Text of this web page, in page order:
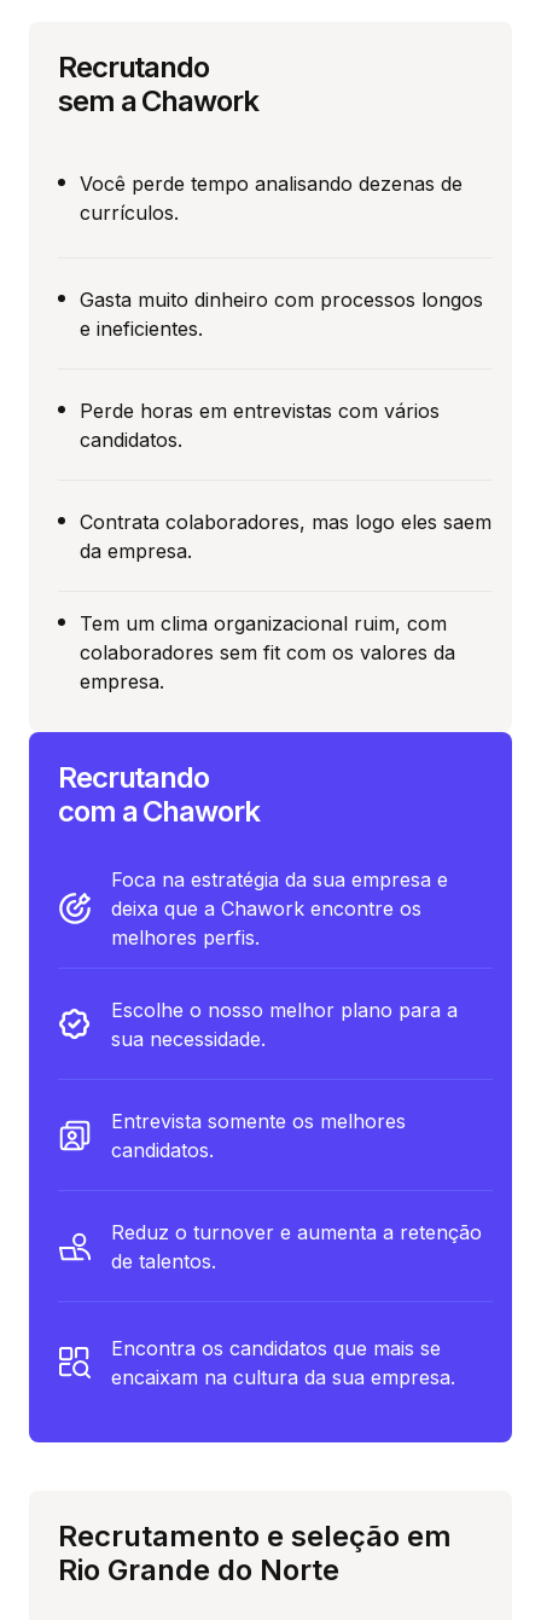
Recrutando
sem a Chawork
Você perde tempo analisando dezenas de
currículos.
Gasta muito dinheiro com processos longos
e ineficientes.
Perde horas em entrevistas com vários
candidatos.
Contrata colaboradores, mas logo eles saem
da empresa.
Tem um clima organizacional ruim, com
colaboradores sem fit com os valores da
empresa.
Recrutando
com a Chawork
Foca na estratégia da sua empresa e
deixa que a Chawork encontre os
melhores perfis.
Escolhe o nosso melhor plano para a
sua necessidade.
Entrevista somente os melhores
candidatos.
Reduz o turnover e aumenta a retenção
de talentos.
Encontra os candidatos que mais se
encaixam na cultura da sua empresa.
Recrutamento e seleção em
Rio Grande do Norte